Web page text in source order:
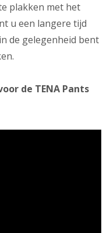
plakken met het
u een langere tijd
de gelegenheid bent
de TENA Pants